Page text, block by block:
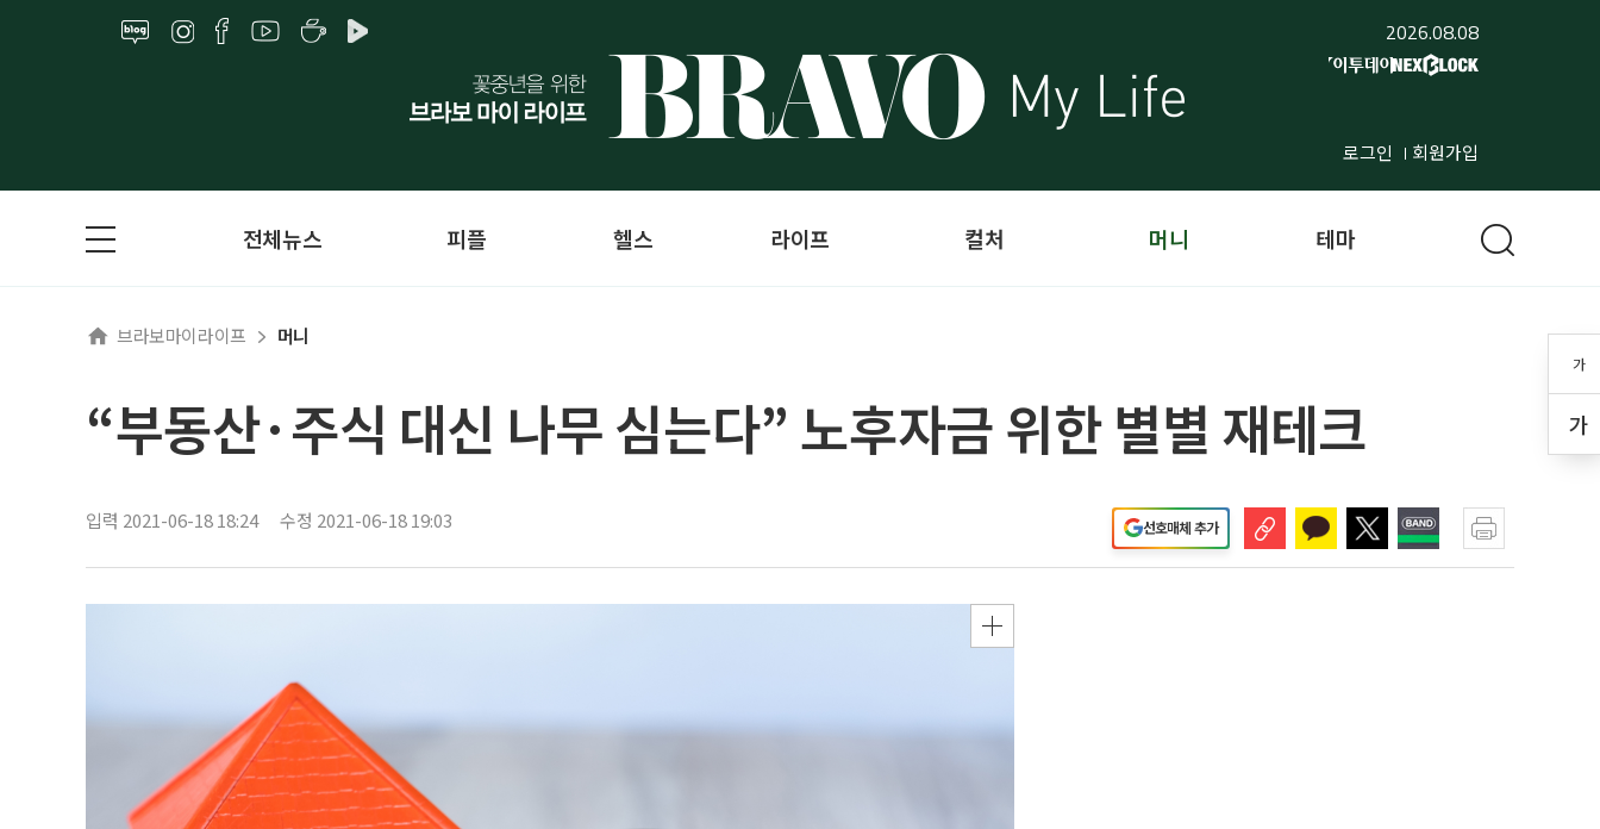
2026.08.08
로그인 회원가입
가
가
전체뉴스 피플 헬스 라이프 컬처 머니 테마
브라보마이라이프 머니
“부동산·주식 대신 나무 심는다” 노후자금 위한 별별 재테크
입력 2021-06-18 18:24 수정 2021-06-18 19:03 선호매체 추가